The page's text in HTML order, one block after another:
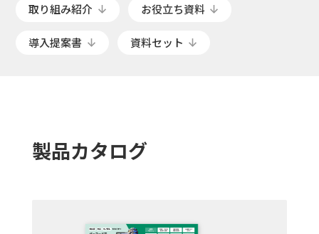
取り組み紹介 お役立ち資料
導入提案書 資料セット
製品カタログ